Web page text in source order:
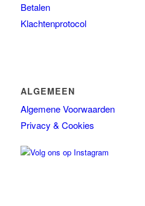
Huidconditie
Betalen
Klachtenprotocol
ALGEMEEN
Algemene Voorwaarden
Privacy & Cookies